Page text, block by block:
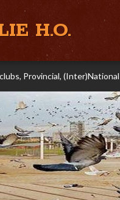
H.O.
Provincial, (Inter)National